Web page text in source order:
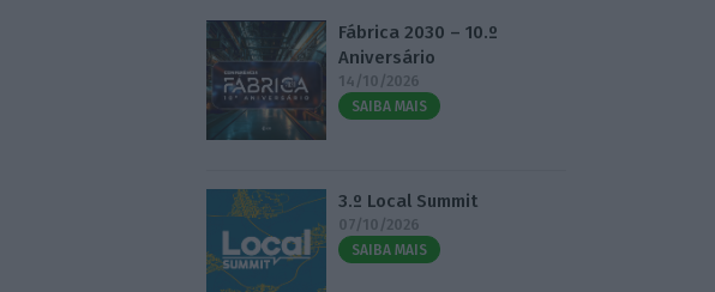
Fábrica 2030 – 10.º
Aniversário
14/10/2026
SAIBA MAIS
3.º Local Summit
07/10/2026
SAIBA MAIS